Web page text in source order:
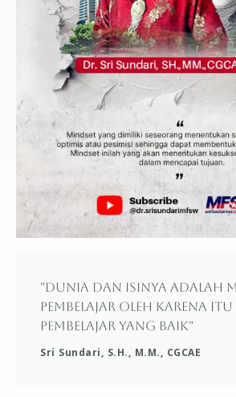
"Dunia dan isinya adalah
pembelajar oleh karena
pembelajar yang baik"
Sri Sundari, S.H., M.M., CGCAE